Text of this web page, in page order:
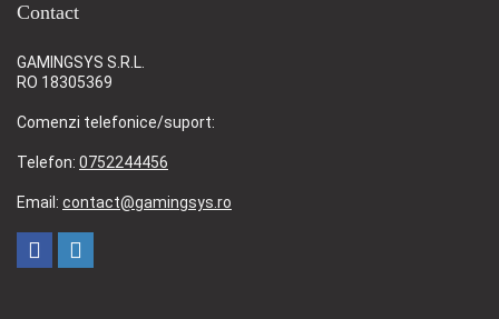
Contact
GAMINGSYS S.R.L.
RO 18305369
Comenzi telefonice/suport:
Telefon: 0752244456
Email: contact@gamingsys.ro